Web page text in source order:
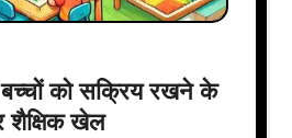
को सक्रिय रखने के
शैक्षिक खेल